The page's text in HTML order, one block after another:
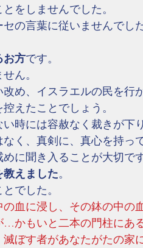
をしませんでした。
の言葉に従いませんでした
お方です。
ん。
め、イスラエルの民を行
えたことでしょう。
時には容赦なく裁きが下り
く、真剣に、真心を持っ
に聞き入ることが大切です
えました。
でした。
の血に浸し、その鉢の中の
かもいと二本の門柱にあ
ぼす者があなたがたの家